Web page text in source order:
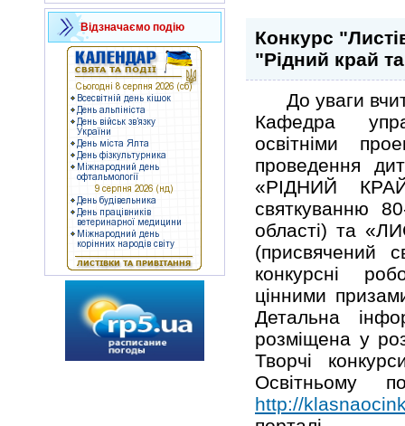
Відзначаємо подію
Конкурс
"Рідний край
До уваги
Кафедра
освітніми
проведення
«РІДНИЙ
святкуванню
області) та
(присвячений
конкурсні
цінними
Детальна
розміщена у
Творчі
Освітньому
http://